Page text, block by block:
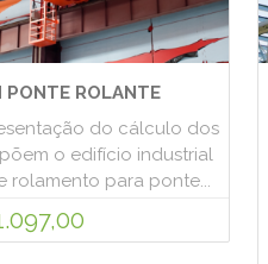
PONTE ROLANTE
do cálculo dos
o edifício industrial
rolamento para ponte...